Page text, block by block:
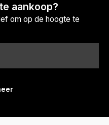
aankoop?
om op de hoogte te